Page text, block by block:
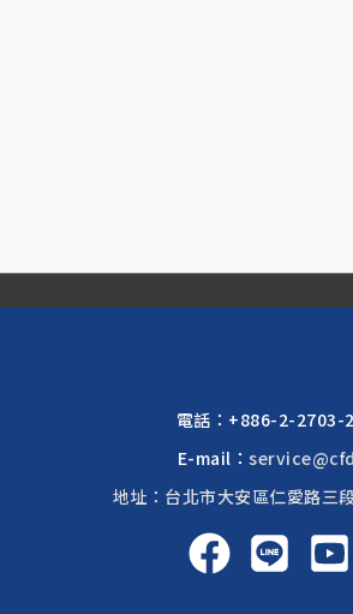
電話： +886-2-2703-
E-mail：
地址：台北市大安區仁愛路三